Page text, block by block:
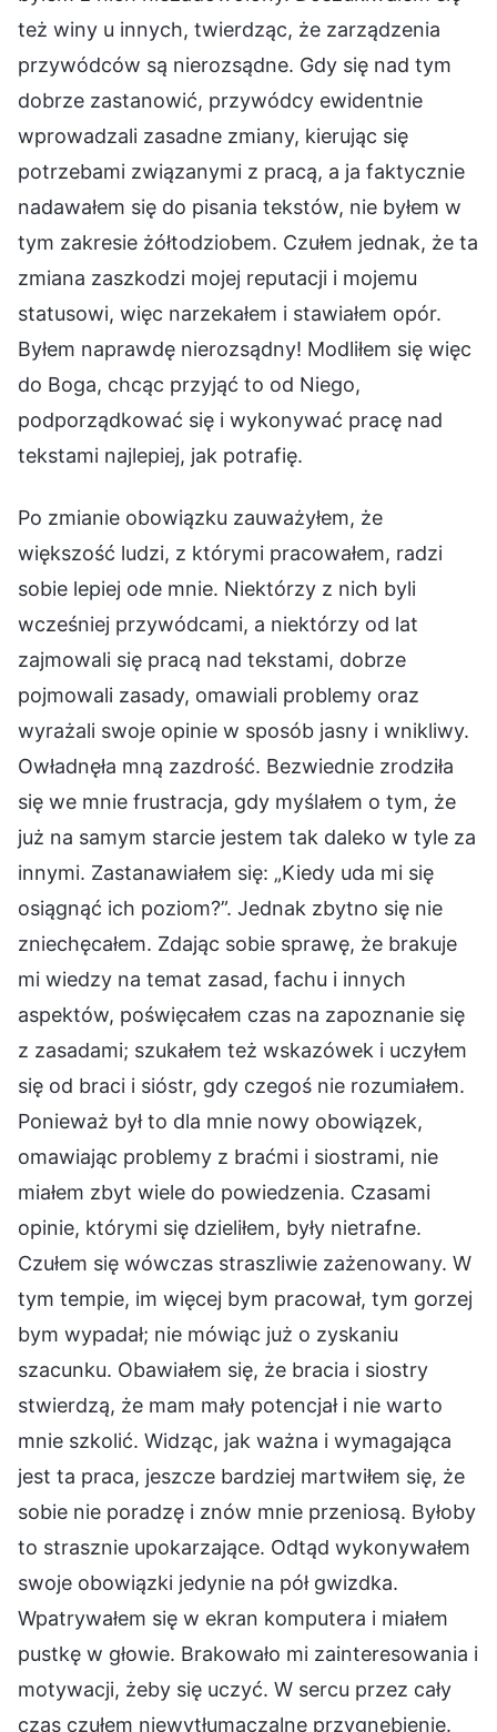
też winy u innych, twierdząc, że zarządzenia
przywódców są nierozsądne. Gdy się nad tym
dobrze zastanowić, przywódcy ewidentnie
wprowadzali zasadne zmiany, kierując się
potrzebami związanymi z pracą, a ja faktycznie
nadawałem się do pisania tekstów, nie byłem w
tym zakresie żółtodziobem. Czułem jednak, że ta
zmiana zaszkodzi mojej reputacji i mojemu
statusowi, więc narzekałem i stawiałem opór.
Byłem naprawdę nierozsądny! Modliłem się więc
do Boga, chcąc przyjąć to od Niego,
podporządkować się i wykonywać pracę nad
tekstami najlepiej, jak potrafię.
Po zmianie obowiązku zauważyłem, że
większość ludzi, z którymi pracowałem, radzi
sobie lepiej ode mnie. Niektórzy z nich byli
wcześniej przywódcami, a niektórzy od lat
zajmowali się pracą nad tekstami, dobrze
pojmowali zasady, omawiali problemy oraz
wyrażali swoje opinie w sposób jasny i wnikliwy.
Owładnęła mną zazdrość. Bezwiednie zrodziła
się we mnie frustracja, gdy myślałem o tym, że
już na samym starcie jestem tak daleko w tyle za
innymi. Zastanawiałem się: „Kiedy uda mi się
osiągnąć ich poziom?”. Jednak zbytno się nie
zniechęcałem. Zdając sobie sprawę, że brakuje
mi wiedzy na temat zasad, fachu i innych
aspektów, poświęcałem czas na zapoznanie się
z zasadami; szukałem też wskazówek i uczyłem
się od braci i sióstr, gdy czegoś nie rozumiałem.
Ponieważ był to dla mnie nowy obowiązek,
omawiając problemy z braćmi i siostrami, nie
miałem zbyt wiele do powiedzenia. Czasami
opinie, którymi się dzieliłem, były nietrafne.
Czułem się wówczas straszliwie zażenowany. W
tym tempie, im więcej bym pracował, tym gorzej
bym wypadał; nie mówiąc już o zyskaniu
szacunku. Obawiałem się, że bracia i siostry
stwierdzą, że mam mały potencjał i nie warto
mnie szkolić. Widząc, jak ważna i wymagająca
jest ta praca, jeszcze bardziej martwiłem się, że
sobie nie poradzę i znów mnie przeniosą. Byłoby
to strasznie upokarzające. Odtąd wykonywałem
swoje obowiązki jedynie na pół gwizdka.
Wpatrywałem się w ekran komputera i miałem
pustkę w głowie. Brakowało mi zainteresowania i
motywacji, żeby się uczyć. W sercu przez cały
czas czułem niewytłumaczalne przygnębienie.